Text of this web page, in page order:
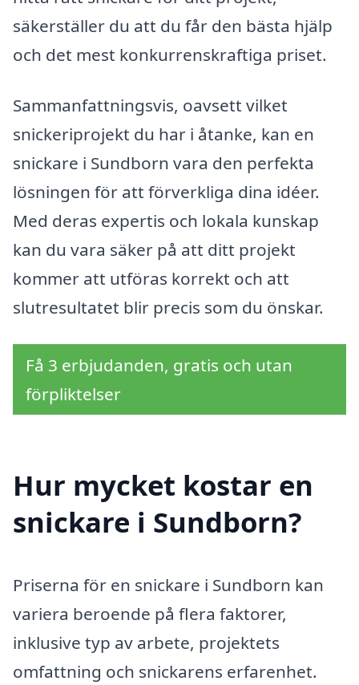
säkerställer du att du får den bästa hjälp
och det mest konkurrenskraftiga priset.
Sammanfattningsvis, oavsett vilket
snickeriprojekt du har i åtanke, kan en
snickare i Sundborn vara den perfekta
lösningen för att förverkliga dina idéer.
Med deras expertis och lokala kunskap
kan du vara säker på att ditt projekt
kommer att utföras korrekt och att
slutresultatet blir precis som du önskar.
Få 3 erbjudanden, gratis och utan
förpliktelser
Hur mycket kostar en
snickare i Sundborn?
Priserna för en snickare i Sundborn kan
variera beroende på flera faktorer,
inklusive typ av arbete, projektets
omfattning och snickarens erfarenhet.